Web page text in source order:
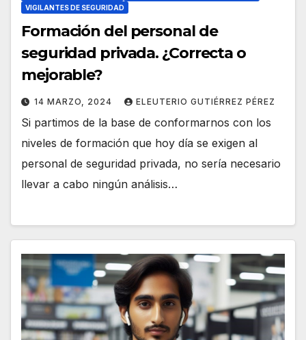
VIGILANTES DE SEGURIDAD
Formación del personal de
seguridad privada. ¿Correcta o
mejorable?
14 MARZO, 2024 ELEUTERIO GUTIÉRREZ PÉREZ
Si partimos de la base de conformarnos con los
niveles de formación que hoy día se exigen al
personal de seguridad privada, no sería necesario
llevar a cabo ningún análisis…